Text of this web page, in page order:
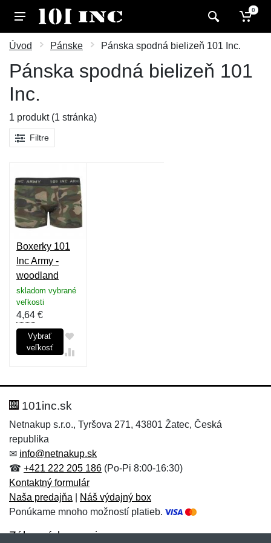
0
Úvod Pánske Pánska spodná bielizeň 101 Inc.
Pánska spodná bielizeň 101
Inc.
1 produkt (1 stránka)
Filtre
Boxerky 101
Inc Army -
woodland
skladom vybrané
veľkosti
4,64 €
Vybrať
veľkosť
101inc.sk
Netnakup s.r.o., Tyršova 271, 43801 Žatec, Česká
republika
✉ info@netnakup.sk
☎ +421 222 205 186 (Po-Pi 8:00-16:30)
Kontaktný formulár
Naša predajňa
Náš výdajný box
Ponúkame mnoho možností platieb.
Zákaznícky servis